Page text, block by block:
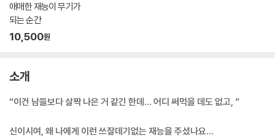
애매한 재능이 무기가
되는 순간
10,500원
소개
“이건 남들보다 살짝 나은 거 같긴 한데… 어디 써먹을 데도 없고, ”
신이시여, 왜 나에게 이런 쓰잘데기없는 재능을 주셨나요…